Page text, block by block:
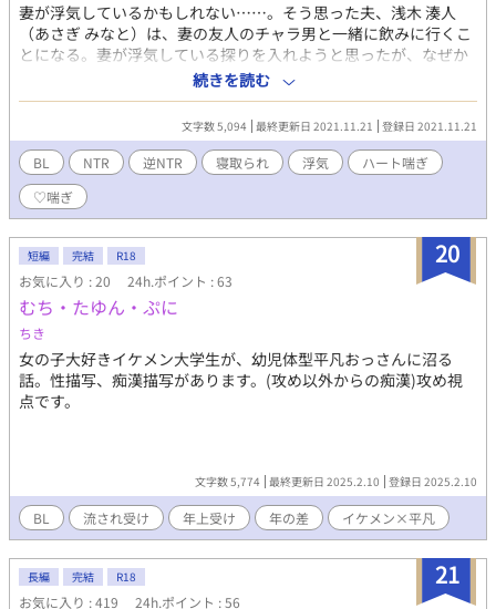
妻が浮気しているかもしれない……。そう思った夫、浅木 湊人
（あさぎ みなと）は、妻の友人のチャラ男と一緒に飲みに行くこ
とになる。妻が浮気している探りを入れようと思ったが、なぜか
気が付くとチャラ男とラブホにいて……。 ※浮気要素があるのご
注意ください チャラそうに見える男×流され受け
続きを読む
文字数 5,094 最終更新日 2021.11.21 登録日 2021.11.21
BL NTR 逆NTR 寝取られ 浮気
ハート喘ぎ
♡喘ぎ
20
短編 完結 R18
お気に入り : 20 24h.ポイント : 63
むち・たゆん・ぷに
ちき
女の子大好きイケメン大学生が、幼児体型平凡おっさんに沼る
話。性描写、痴漢描写があります。(攻め以外からの痴漢)攻め視
点です。
文字数 5,774 最終更新日 2025.2.10 登録日 2025.2.10
BL 流され受け 年上受け 年の差 イケメン×平凡
21
長編 完結 R18
お気に入り : 419 24h.ポイント : 56